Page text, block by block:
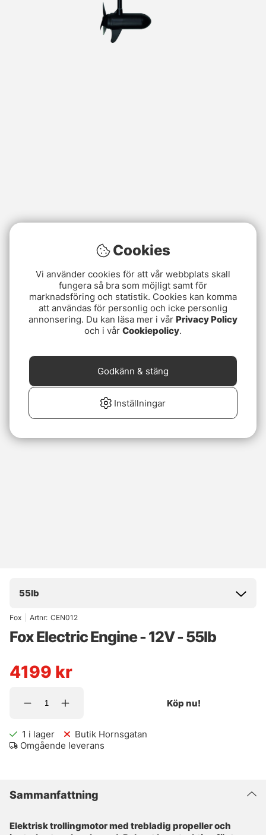
55lb
Fox Artnr: CEN012
Fox Electric Engine - 12V - 55lb
4199 kr
Köp nu!
1 i lager
Butik Hornsgatan
Omgående leverans
Sammanfattning
Elektrisk trollingmotor med trebladig propeller och
Cookies
Vi använder cookies för att vår webbplats skall
fungera så bra som möjligt samt för
marknadsföring och statistik. Cookies kan komma
att användas för personlig och icke personlig
annonsering. Du kan läsa mer i vår Privacy Policy
och i vår Cookiepolicy.
Inställningar
Godkänn & stäng